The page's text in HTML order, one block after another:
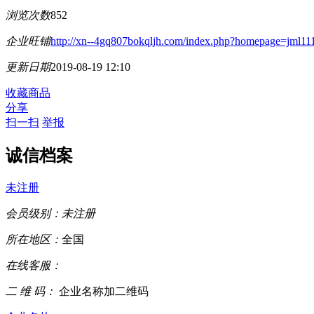
浏览次数852
企业旺铺http://xn--4gq807bokqljh.com/
更新日期2019-08-19 12:10
收藏商品
分享
扫一扫 举报
诚信档案
未注册
会员级别： 未注册
所在地区： 全国
在线客服：
二 维 码： 企业名称加二维码